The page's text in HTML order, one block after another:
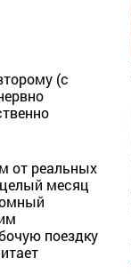
(с
от реальных
месяц
поездку